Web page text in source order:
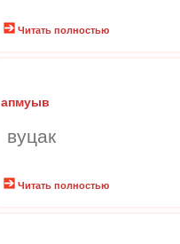
Читать полностью
апмуыв
вуцак
Читать полностью